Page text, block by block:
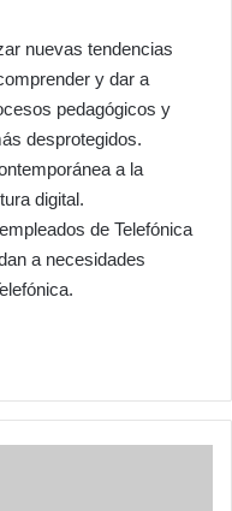
nuevas tendencias
y dar a
pedagógicos y
desprotegidos.
a la
digital.
de Telefónica
a necesidades